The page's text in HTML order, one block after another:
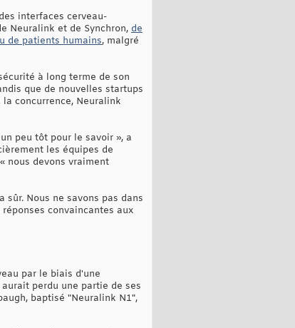
interfaces cerveau-
Neuralink et de Synchron, de
de patients humains, malgré
à long terme de son
que de nouvelles startups
concurrence, Neuralink
peu tôt pour le savoir », a
les équipes de
nous devons vraiment
Nous ne savons pas dans
convaincantes aux
par le biais d'une
perdu une partie de ses
baptisé "Neuralink N1",